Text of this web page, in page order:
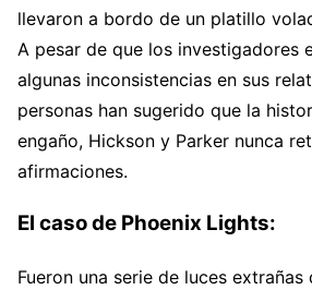
llevaron a bordo de un platillo
A pesar de que los investigadores
algunas inconsistencias en sus
personas han sugerido que la
engaño, Hickson y Parker nunca
afirmaciones.
El caso de Phoenix Lights:
Fueron una serie de luces